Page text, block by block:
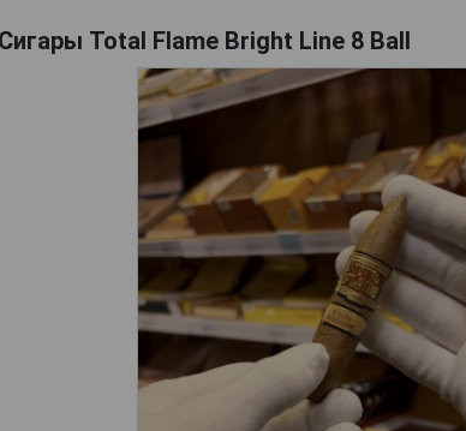
Total Flame Bright Line 8 Ball